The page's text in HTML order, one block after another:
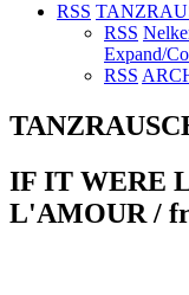
RSS
RSS
Expand/
RSS
IF IT WERE
L'AMOUR /